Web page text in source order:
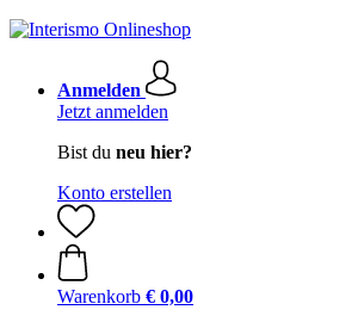
Anmelden
Jetzt anmelden
Bist du neu hier?
Konto erstellen
Warenkorb € 0,00